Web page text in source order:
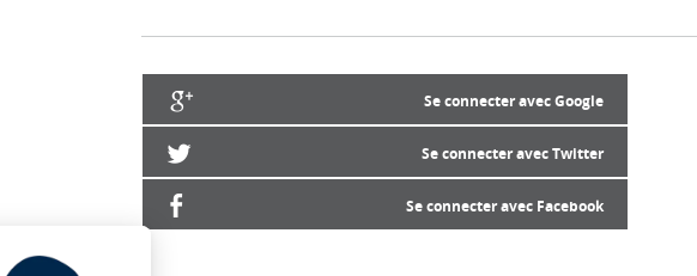
Se connecter avec Google
Se connecter avec Twitter
Se connecter avec Facebook